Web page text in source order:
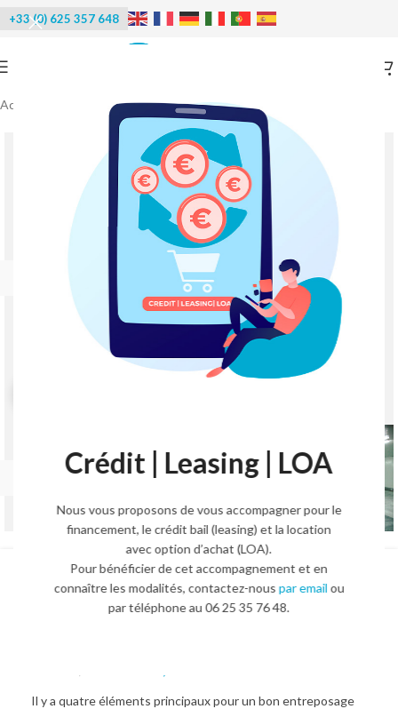
Crédit | Leasing | LOA
Nous vous proposons de vous accompagner pour le
financement, le crédit bail (leasing) et la location
avec option d’achat (LOA).
Pour bénéficier de cet accompagnement et en
connaître les modalités, contactez-nous par email ou
par téléphone au 06 25 35 76 48.
+33 (0) 625 357 648
Accueil Réfrigération/Chambre de congélation industrielle
Chambre de congélation
industrielle – TD SR-112
Il y a quatre éléments principaux pour un bon entreposage